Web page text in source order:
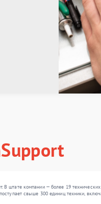
штате компании — более 19
свыше 300 единиц техники,